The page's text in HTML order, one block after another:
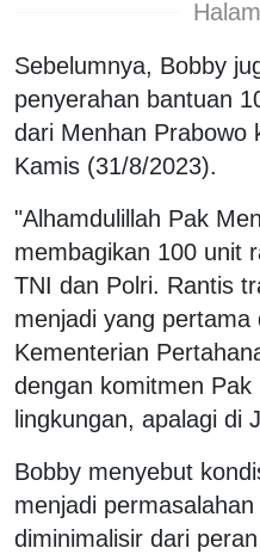
Sebelumnya, Bobby
penyerahan bantuan
dari Menhan Prabowo
Kamis (31/8/2023).
"Alhamdulillah Pak
membagikan 100 unit
TNI dan Polri. Rantis
menjadi yang pertama
Kementerian
dengan komitmen
lingkungan, apalagi di
Bobby menyebut
menjadi
diminimalisir dari